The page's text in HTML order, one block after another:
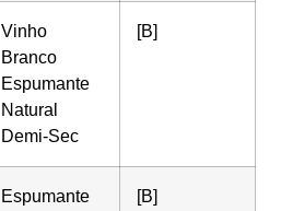
Vinho
Branco
Espumante
Natural
Demi-Sec
[B]
Espumante
[B]